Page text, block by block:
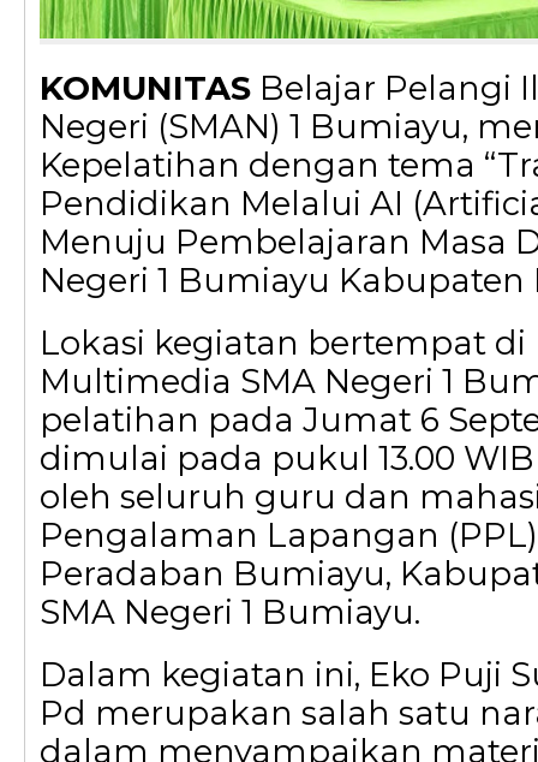
KOMUNITAS Belajar Pelangi
Negeri (SMAN) 1 Bumiayu,
Kepelatihan dengan tema
Pendidikan Melalui AI
Menuju Pembelajaran Masa
Negeri 1 Bumiayu Kabupaten
Lokasi kegiatan bertempat
Multimedia SMA Negeri 1
pelatihan pada Jumat 6
dimulai pada pukul 13.00
oleh seluruh guru dan
Pengalaman Lapangan
Peradaban Bumiayu,
SMA Negeri 1 Bumiayu.
Dalam kegiatan ini, Eko Puji
Pd merupakan salah satu
dalam menyampaikan